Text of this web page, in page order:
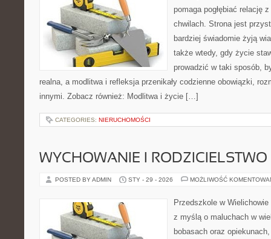
pomaga pogłębiać relację
chwilach. Strona jest
bardziej świadomie żyją
także wtedy, gdy życie
prowadzić w taki sposób,
realna, a modlitwa i refleksja przenikały codzienne obowiązki,
innymi. Zobacz również: Modlitwa i życie […]
CATEGORIES: NIERUCHOMOŚCI
WYCHOWANIE I RODZICIELSTWO
POSTED BY ADMIN STY - 29 - 2026 MOŻLIWOŚĆ
Przedszkole w
z myślą o maluchach w
bobasach oraz